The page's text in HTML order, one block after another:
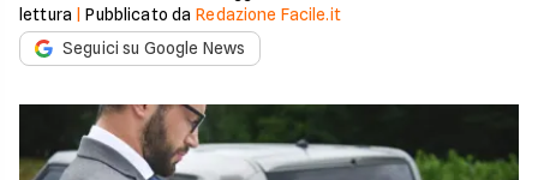
lettura |Pubblicato da Redazione Facile.it
Seguici su Google News